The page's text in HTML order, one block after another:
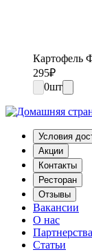
Картофель
295₽
0шт
Условия
Акции
Контакты
Ресторан
Отзывы
Вакансии
О нас
Партнерства
Статьи